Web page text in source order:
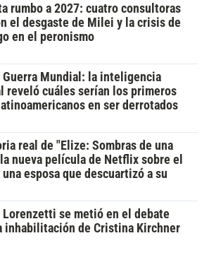
rumbo a 2027: cuatro consultoras
el desgaste de Milei y la crisis de
en el peronismo
Guerra Mundial: la inteligencia
reveló cuáles serían los primeros
en ser derrotados
real de "Elize: Sombras de una
nueva película de Netflix sobre el
una esposa que descuartizó a su
Lorenzetti se metió en el debate
inhabilitación de Cristina Kirchner